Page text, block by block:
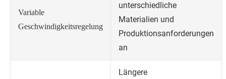
Variable
Geschwindigkeitsregelung
unterschiedliche
Materialien und
Produktionsanforderungen
an
Längere